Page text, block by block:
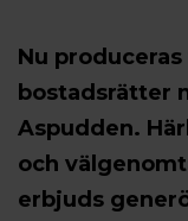
Nu
bostadsrätter
Aspudden.
och
erbjuds